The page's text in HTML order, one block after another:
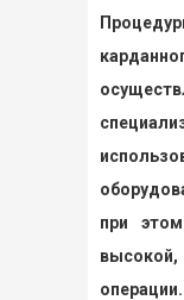
при
операции.